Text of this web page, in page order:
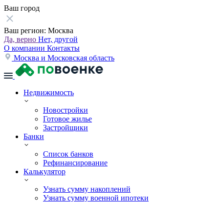
Ваш город
Ваш регион: Москва
Да, верно Нет, другой
О компании Контакты
Москва и Московская область
Недвижимость
Новостройки
Готовое жилье
Застройщики
Банки
Список банков
Рефинансирование
Калькулятор
Узнать сумму накоплений
Узнать сумму военной ипотеки